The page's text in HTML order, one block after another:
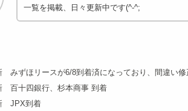
一覧を掲載、日々更新中です(^-^;
みずほリースが6/8到着済になっており、間違い修
百十四銀行、杉本商事 到着
JPX到着